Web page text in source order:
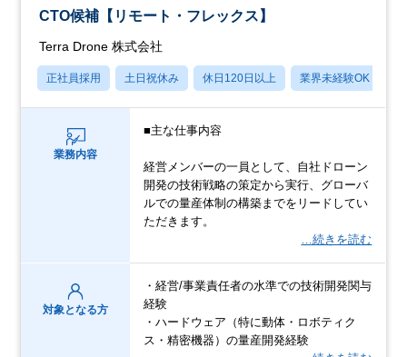
CTO候補【リモート・フレックス】
Terra Drone 株式会社
正社員採用 土日祝休み 休日120日以上 業界未経験OK
業務内容
■主な仕事内容
経営メンバーの一員として、自社ドローン
開発の技術戦略の策定から実行、グローバ
ルでの量産体制の構築までをリードしてい
ただきます。
…続きを読む
対象となる方
・経営/事業責任者の水準での技術開発関与
経験
・ハードウェア（特に動体・ロボティク
ス・精密機器）の量産開発経験